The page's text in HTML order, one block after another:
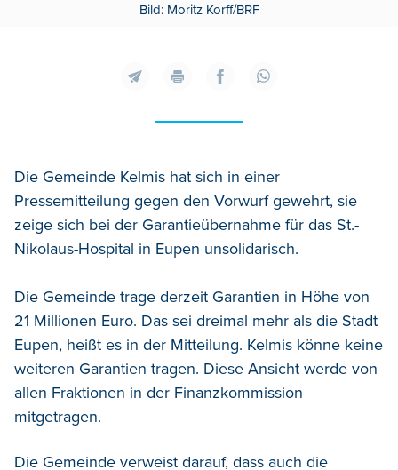
Bild: Moritz Korff/BRF
Die Gemeinde Kelmis hat sich in einer
Pressemitteilung gegen den Vorwurf gewehrt, sie
zeige sich bei der Garantieübernahme für das St.-
Nikolaus-Hospital in Eupen unsolidarisch.
Die Gemeinde trage derzeit Garantien in Höhe von
21 Millionen Euro. Das sei dreimal mehr als die Stadt
Eupen, heißt es in der Mitteilung. Kelmis könne keine
weiteren Garantien tragen. Diese Ansicht werde von
allen Fraktionen in der Finanzkommission
mitgetragen.
Die Gemeinde verweist darauf, dass auch die